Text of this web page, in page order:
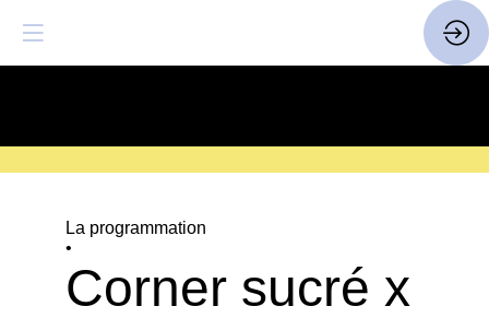
La programmation
•
Corner sucré x